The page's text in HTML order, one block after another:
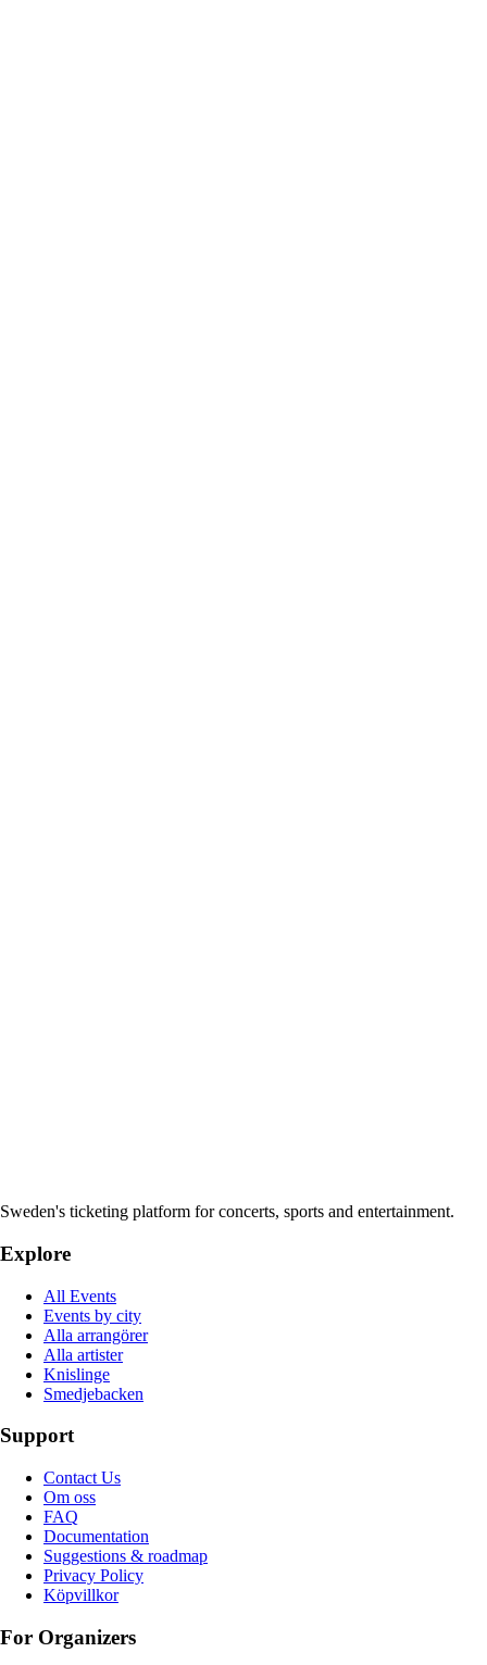
Sweden's ticketing platform for concerts, sports and entertainment.
Explore
All Events
Events by city
Alla arrangörer
Alla artister
Knislinge
Smedjebacken
Support
Contact Us
Om oss
FAQ
Documentation
Suggestions & roadmap
Privacy Policy
Köpvillkor
For Organizers